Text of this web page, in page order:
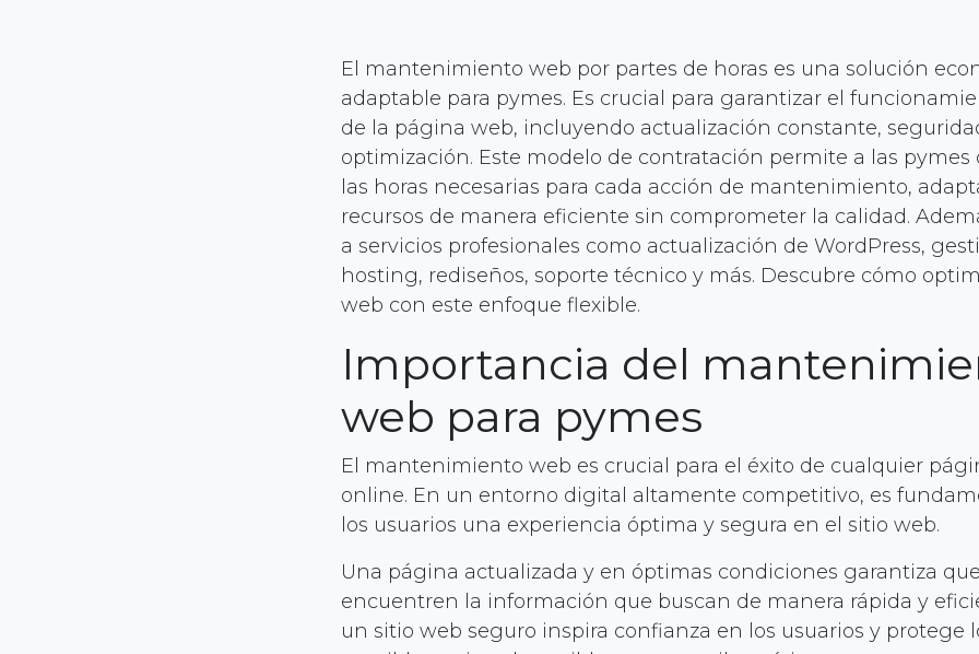
El mantenimiento web por partes de horas es una solución
adaptable para pymes. Es crucial para garantizar el
de la página web, incluyendo actualización constante,
optimización. Este modelo de contratación permite a las pymes
las horas necesarias para cada acción de mantenimiento,
recursos de manera eficiente sin comprometer la calidad.
a servicios profesionales como actualización de WordPress,
hosting, rediseños, soporte técnico y más. Descubre cómo
web con este enfoque flexible.
Importancia del
web para pymes
El mantenimiento web es crucial para el éxito de cualquier
online. En un entorno digital altamente competitivo, es
los usuarios una experiencia óptima y segura en el sitio web.
Una página actualizada y en óptimas condiciones garantiza
encuentren la información que buscan de manera rápida y
un sitio web seguro inspira confianza en los usuarios y protege